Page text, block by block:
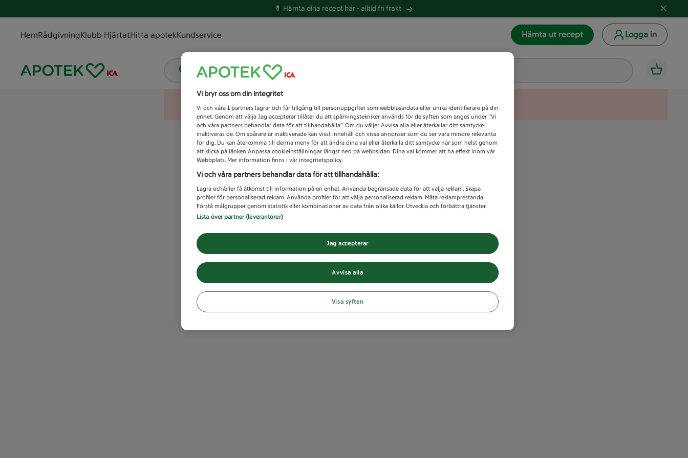
💊 Hämta dina recept här -alltid fri frakt
HemRådgivningKlubb HjärtatHitta apotekKundservice Hämta ut recept Logga in
Vad letar du efter idag?
Unknown error
Vi bryr oss om din integritet
Vi och våra 1 partners lagrar och får tillgång till personuppgifter som webbläsardata eller unika identifierare på din
enhet. Genom att välja Jag accepterar tillåter du att spårningstekniker används för de syften som anges under ”Vi
och våra partners behandlar data för att tillhandahålla”. Om du väljer Avvisa alla eller återkallar ditt samtycke
inaktiveras de. Om spårare är inaktiverade kan visst innehåll och vissa annonser som du ser vara mindre relevanta
för dig. Du kan återkomma till denna meny för att ändra dina val eller återkalla ditt samtycke när som helst genom
att klicka på länken Anpassa cookieinställningar längst ned på webbsidan. Dina val kommer att ha effekt inom vår
Webbplats. Mer information finns i vår integritetspolicy.
Vi och våra partners behandlar data för att tillhandahålla:
Lagra och/eller få åtkomst till information på en enhet. Använda begränsade data för att välja reklam. Skapa
profiler för personaliserad reklam. Använda profiler för att välja personaliserad reklam. Mäta reklamprestanda.
Förstå målgrupper genom statistik eller kombinationer av data från olika källor. Utveckla och förbättra tjänster.
Lista över partner (leverantörer)
Avvisa alla
Jag accepterar
Visa syften